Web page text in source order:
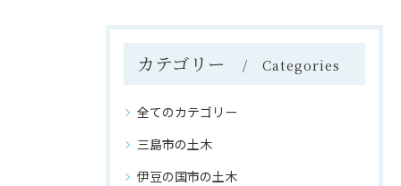
カテゴリー Categories
全てのカテゴリー
三島市の土木
伊豆の国市の土木